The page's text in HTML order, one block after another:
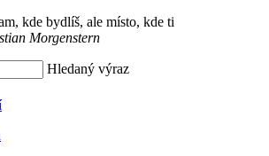
kde bydlíš, ale místo, kde ti
Morgenstern
Hledaný výraz